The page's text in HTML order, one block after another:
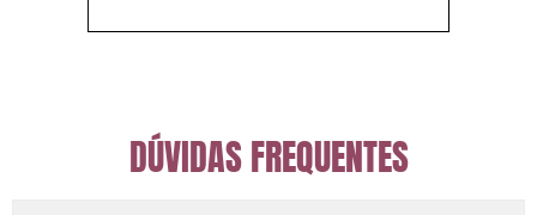
DÚVIDAS FREQUENTES